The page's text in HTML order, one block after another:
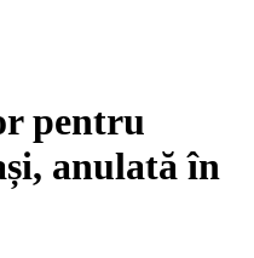
pentru
anulată în